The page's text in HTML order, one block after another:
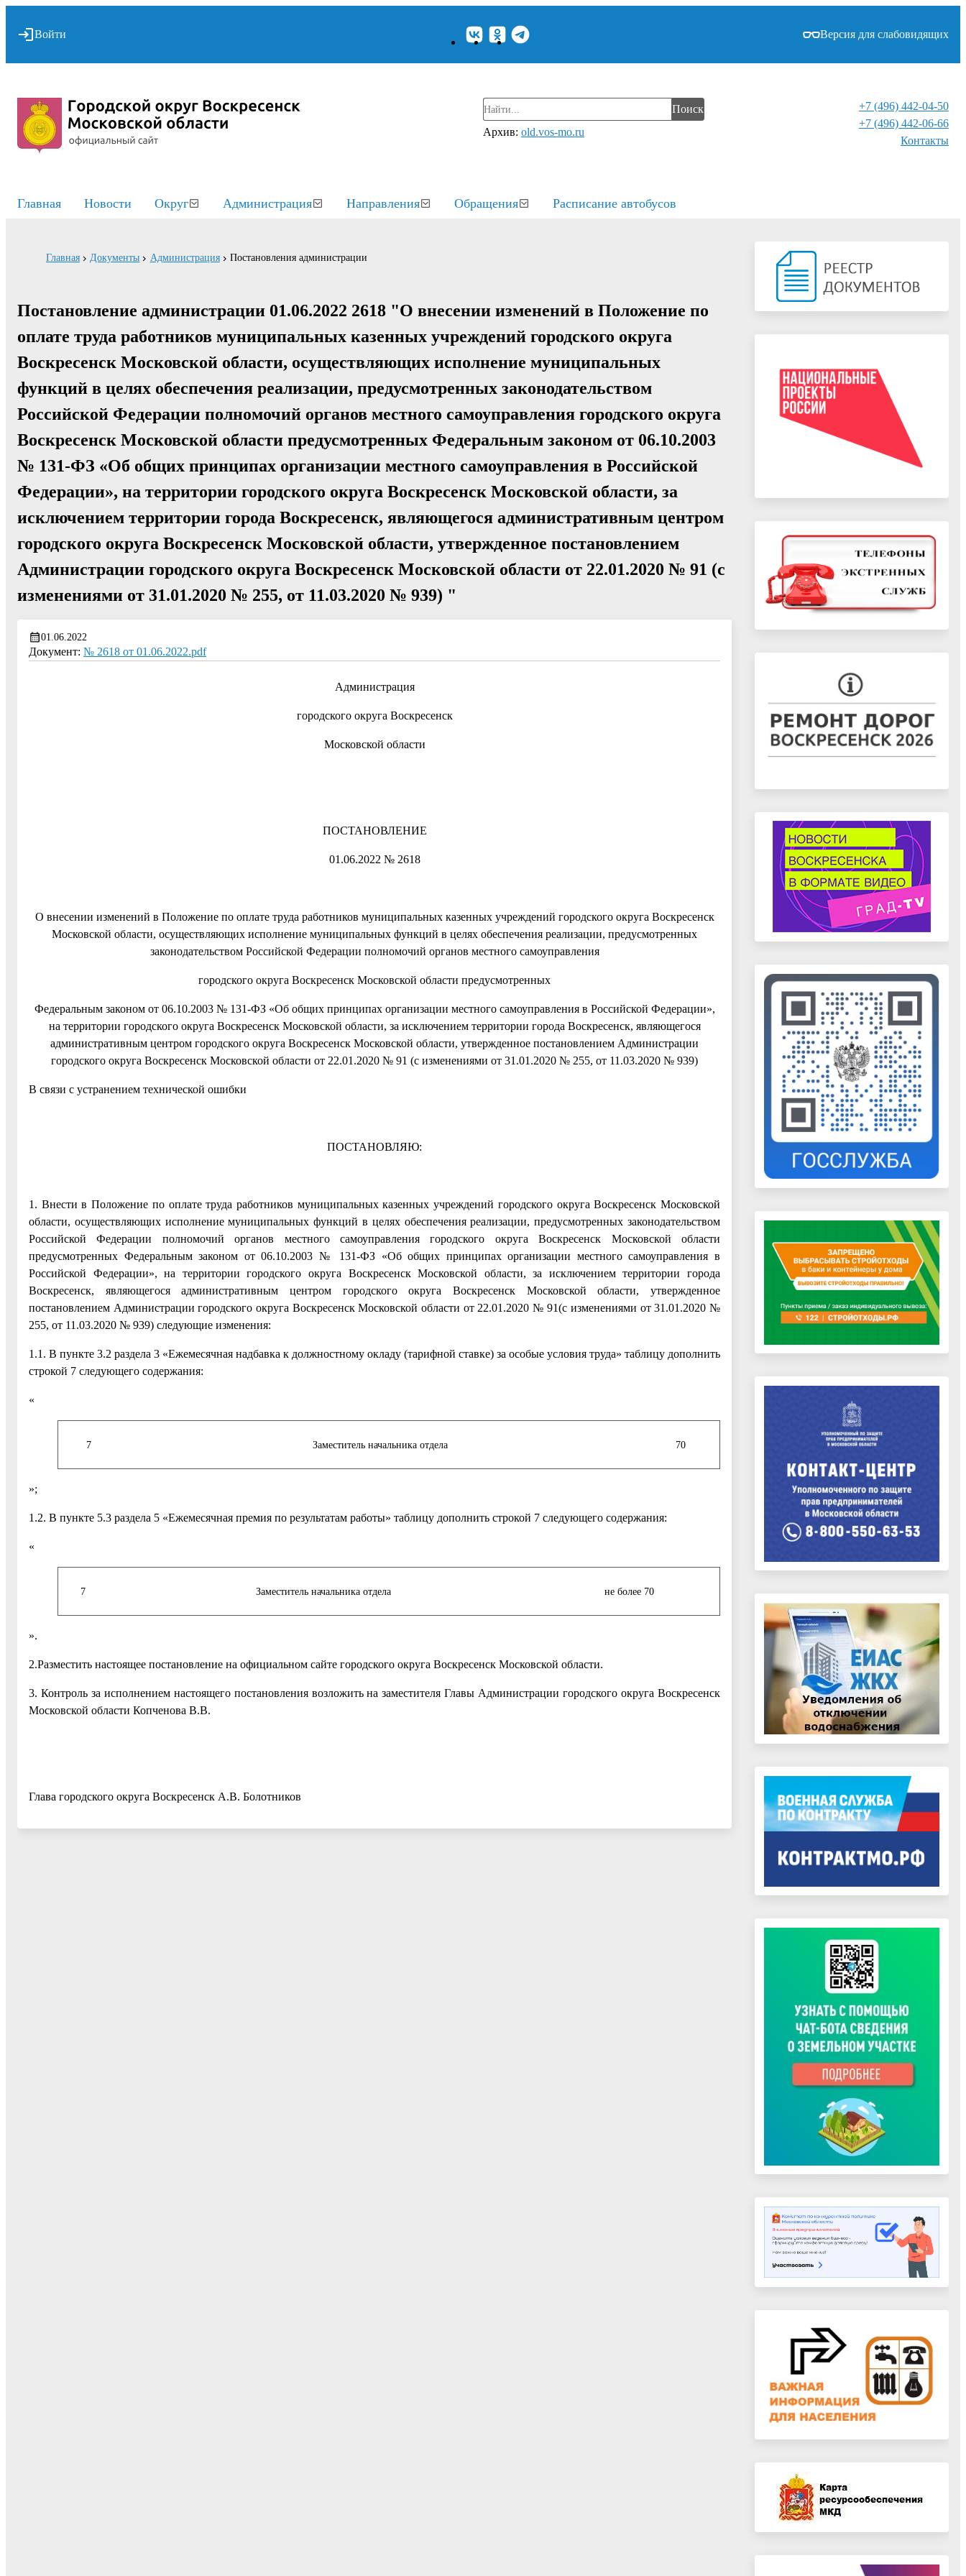
Войти Версия для слабовидящих
Поиск
Архив: old.vos-mo.ru
+7 (496) 442-04-50
+7 (496) 442-06-66
Контакты⁠
Главная Новости Округ Администрация Направления Обращения Расписание автобусов
Главная Документы Администрация Постановления администрации
Постановление администрации 01.06.2022 2618 "О внесении изменений в Положение по
оплате труда работников муниципальных казенных учреждений городского округа
Воскресенск Московской области, осуществляющих исполнение муниципальных
функций в целях обеспечения реализации, предусмотренных законодательством
Российской Федерации полномочий органов местного самоуправления городского округа
Воскресенск Московской области предусмотренных Федеральным законом от 06.10.2003
№ 131-ФЗ «Об общих принципах организации местного самоуправления в Российской
Федерации», на территории городского округа Воскресенск Московской области, за
исключением территории города Воскресенск, являющегося административным центром
городского округа Воскресенск Московской области, утвержденное постановлением
Администрации городского округа Воскресенск Московской области от 22.01.2020 № 91 (с
изменениями от 31.01.2020 № 255, от 11.03.2020 № 939) "
01.06.2022
Документ: № 2618 от 01.06.2022.pdf
Администрация
городского округа Воскресенск
Московской области
ПОСТАНОВЛЕНИЕ
01.06.2022 № 2618
О внесении изменений в Положение по оплате труда работников муниципальных казенных учреждений городского округа Воскресенск
Московской области, осуществляющих исполнение муниципальных функций в целях обеспечения реализации, предусмотренных
законодательством Российской Федерации полномочий органов местного самоуправления
городского округа Воскресенск Московской области предусмотренных
Федеральным законом от 06.10.2003 № 131-ФЗ «Об общих принципах организации местного самоуправления в Российской Федерации»,
на территории городского округа Воскресенск Московской области, за исключением территории города Воскресенск, являющегося
административным центром городского округа Воскресенск Московской области, утвержденное постановлением Администрации
городского округа Воскресенск Московской области от 22.01.2020 № 91 (с изменениями от 31.01.2020 № 255, от 11.03.2020 № 939)
В связи с устранением технической ошибки
ПОСТАНОВЛЯЮ:
1. Внести в Положение по оплате труда работников муниципальных казенных учреждений городского округа Воскресенск Московской
области, осуществляющих исполнение муниципальных функций в целях обеспечения реализации, предусмотренных законодательством
Российской Федерации полномочий органов местного самоуправления городского округа Воскресенск Московской области
предусмотренных Федеральным законом от 06.10.2003 № 131-ФЗ «Об общих принципах организации местного самоуправления в
Российской Федерации», на территории городского округа Воскресенск Московской области, за исключением территории города
Воскресенск, являющегося административным центром городского округа Воскресенск Московской области, утвержденное
постановлением Администрации городского округа Воскресенск Московской области от 22.01.2020 № 91(с изменениями от 31.01.2020 №
255, от 11.03.2020 № 939) следующие изменения:
1.1. В пункте 3.2 раздела 3 «Ежемесячная надбавка к должностному окладу (тарифной ставке) за особые условия труда» таблицу дополнить
строкой 7 следующего содержания:
«
7 Заместитель начальника отдела 70
»;
1.2. В пункте 5.3 раздела 5 «Ежемесячная премия по результатам работы» таблицу дополнить строкой 7 следующего содержания:
«
7 Заместитель начальника отдела не более 70
».
2.Разместить настоящее постановление на официальном сайте городского округа Воскресенск Московской области.
3. Контроль за исполнением настоящего постановления возложить на заместителя Главы Администрации городского округа Воскресенск
Московской области Копченова В.В.
Глава городского округа Воскресенск А.В. Болотников